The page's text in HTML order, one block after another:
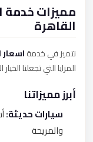
مميزات خدمة
القاهرة
نتميز في خدمةاسعار
المزايا التي تجعلنا
أبرز مميزاتنا
سيارات حديثة:
والمريحة